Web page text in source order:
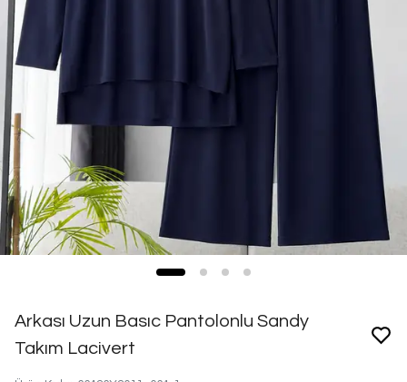
Arkası Uzun Basıc Pantolonlu Sandy
Takım Lacivert